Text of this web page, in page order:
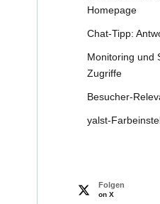
Homepage
Chat-Tipp:
Monitoring und
Zugriffe
Besucher-
yalst-
Folgen
on X